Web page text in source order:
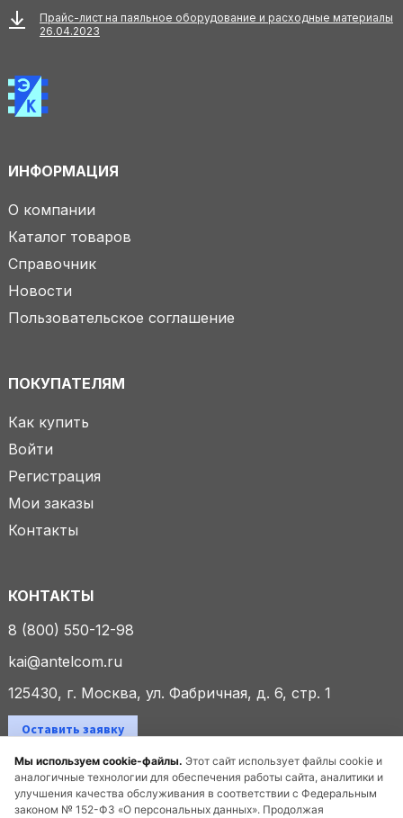
Мы используем cookie-файлы. Этот сайт использует файлы cookie и
аналогичные технологии для обеспечения работы сайта, аналитики и
улучшения качества обслуживания в соответствии с Федеральным
законом № 152-ФЗ «О персональных данных». Продолжая
Прайс-лист на паяльное оборудование и расходные материалы
26.04.2023
ИНФОРМАЦИЯ
О компании
Каталог товаров
Справочник
Новости
Пользовательское соглашение
ПОКУПАТЕЛЯМ
Как купить
Войти
Регистрация
Мои заказы
Контакты
КОНТАКТЫ
8 (800) 550-12-98
kai@antelcom.ru
125430, г. Москва, ул. Фабричная, д. 6, стр. 1
Оставить заявку
© 2025 ООО «Антелком». Все права защищены.